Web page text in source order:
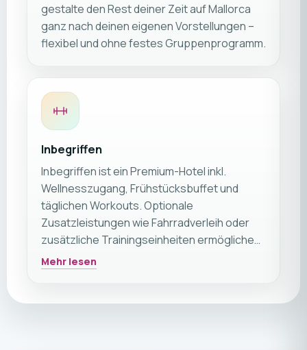
gestalte den Rest deiner Zeit auf Mallorca
ganz nach deinen eigenen Vorstellungen –
flexibel und ohne festes Gruppenprogramm.
Inbegriffen
Inbegriffen ist ein Premium-Hotel inkl.
Wellnesszugang, Frühstücksbuffet und
täglichen Workouts. Optionale
Zusatzleistungen wie Fahrradverleih oder
zusätzliche Trainingseinheiten ermöglichen
es dir, deinen Aufenthalt individuell zu
gestalten – alles, was du für einen Premium-
Mehr lesen